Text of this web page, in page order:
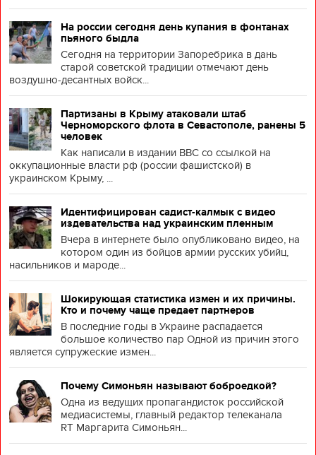
На россии сегодня день купания в фонтанах
пьяного быдла
Сегодня на территории Запоребрика в дань
старой советской традиции отмечают день
воздушно-десантных войск...
Партизаны в Крыму атаковали штаб
Черноморского флота в Севастополе, ранены 5
человек
Как написали в издании BBC со ссылкой на
оккупационные власти рф (россии фашистской) в
украинском Крыму, ...
Идентифицирован садист-калмык с видео
издевательства над украинским пленным
Вчера в интернете было опубликовано видео, на
котором один из бойцов армии русских убийц,
насильников и мароде...
Шокирующая статистика измен и их причины.
Кто и почему чаще предает партнеров
В последние годы в Украине распадается
большое количество пар Одной из причин этого
является супружеские измен...
Почему Симоньян называют боброедкой?
Одна из ведущих пропагандисток российской
медиасистемы, главный редактор телеканала
RT Маргарита Симоньян...